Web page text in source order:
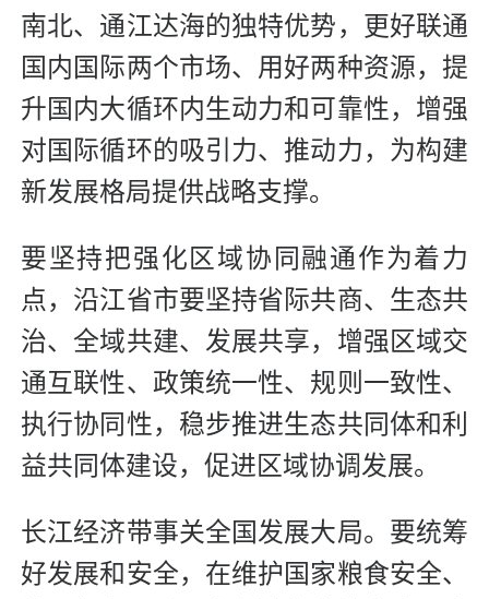
南北、通江达海的独特优势，更好联通
国内国际两个市场、用好两种资源，提
升国内大循环内生动力和可靠性，增强
对国际循环的吸引力、推动力，为构建
新发展格局提供战略支撑。
要坚持把强化区域协同融通作为着力
点，沿江省市要坚持省际共商、生态共
治、全域共建、发展共享，增强区域交
通互联性、政策统一性、规则一致性、
执行协同性，稳步推进生态共同体和利
益共同体建设，促进区域协调发展。
长江经济带事关全国发展大局。要统筹
好发展和安全，在维护国家粮食安全、